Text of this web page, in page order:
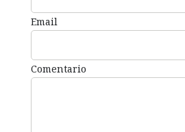
Email
Comentario